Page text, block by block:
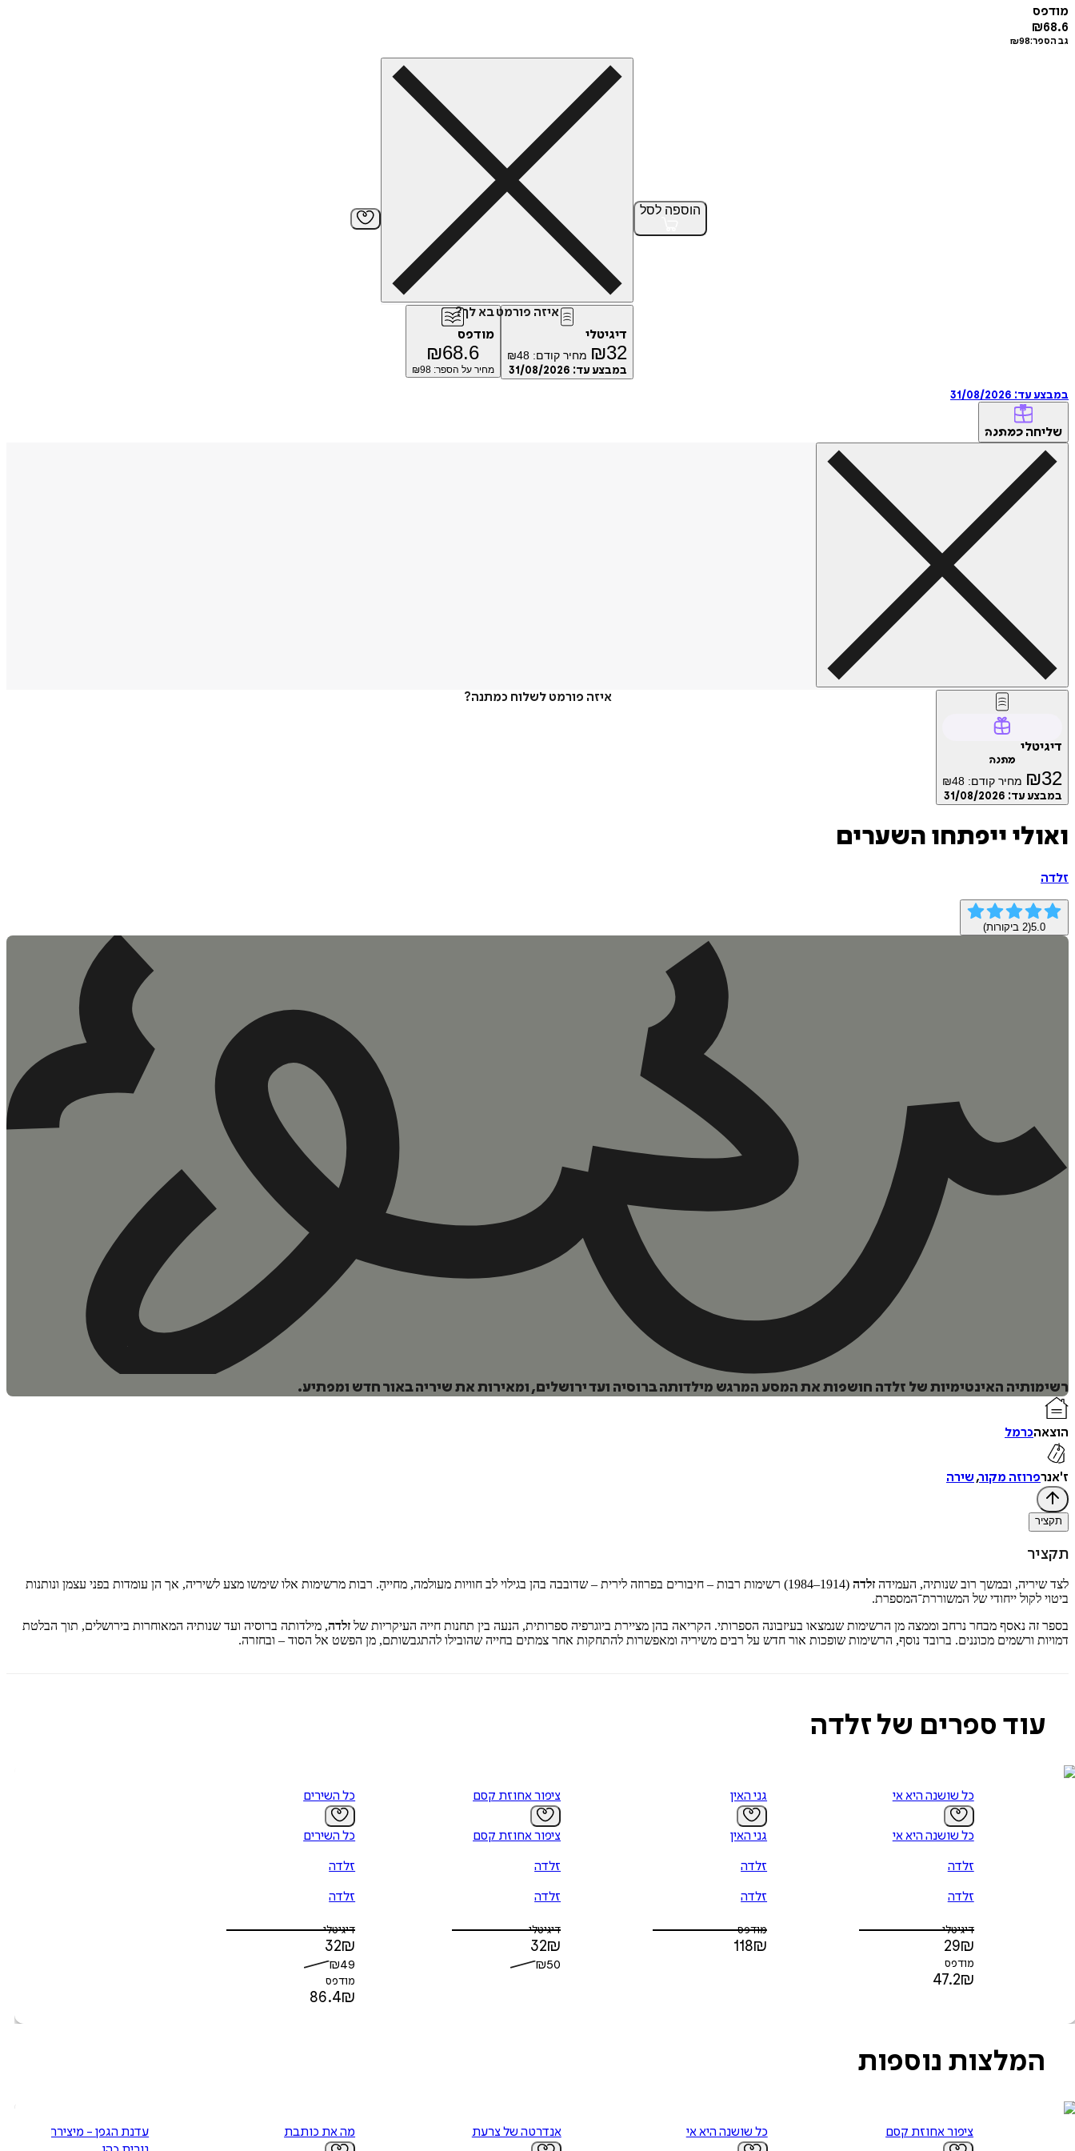
מודפס
₪68.6
גב הספר: ₪98
הוספה לסל
איזה פורמט בא לך?
דיגיטלי
₪32 מחיר קודם: ₪48
במבצע עד: 31/08/2026
מודפס
₪68.6
מחיר על הספר: ₪98
במבצע עד: 31/08/2026
שליחה כמתנה
איזה פורמט לשלוח כמתנה?
דיגיטלי
מתנה
₪32 מחיר קודם: ₪48
במבצע עד: 31/08/2026
הוספה
ואולי ייפתחו השערים
זלדה
5.0
(
2 ביקורות)
רשימותיה האינטימיות של זלדה חושפות את המסע המרגש מילדותה ברוסיה ועד ירושלים, ומאירות את שיריה באור חדש ומפתיע.
הוצאהכרמל
ז'אנרפרוזה מקור,שירה
תקציר
תקציר
לצד שיריה, ובמשך רוב שנותיה, העמידה זלדה
(1914–1984) רשימות רבות – חיבורים בפרוזה לירית – שדובבה בהן בגילוי לב חוויות מעולמה, מחייהָ. רבות מרשימות אלו שימשו מצע לשיריה, אך הן עומדות בפני עצמן ונותנות
ביטוי לקול ייחודי של המשוררת־המספרת.
בספר זה נאסף מבחר נרחב וממצה מן הרשימות שנמצאו בעיזבונה הספרותי. הקריאה בהן מציירת ביוגרפיה ספרותית, הנעה בין תחנות חייה העיקריות של זלדה, מילדותה ברוסיה ועד שנותיה המאוחרות בירושלים, תוך הבלטת
דמויות ורשמים מכוננים. ברובד נוסף, הרשימות שופכות אור חדש על רבים משיריה ומאפשרות להתחקות אחר צמתים בחייה שהובילו להתגבשותם, מן הפשט אל הסוד – ובחזרה.
עוד ספרים של זלדה
כל שושנה היא אי
כל שושנה היא אי
זלדה
זלדה
דיגיטלי
29₪
מודפס
47.2₪
גני האין
גני האין
זלדה
זלדה
מודפס
118₪
ציפור אחוזת קסם
ציפור אחוזת קסם
זלדה
זלדה
דיגיטלי
32₪
₪50
כל השירים
כל השירים
זלדה
זלדה
דיגיטלי
32₪
₪49
מודפס
86.4₪
המלצות נוספות
ציפור אחוזת קסם כל שושנה היא אי אנדרטה של צרעת מה את כותבת
עדנת הגפן - מיצירתה של